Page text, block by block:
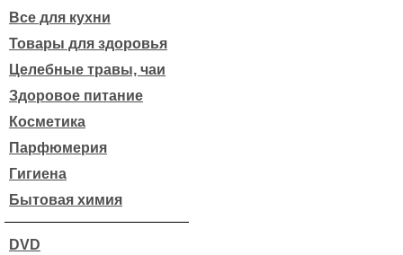
Все для кухни
Товары для здоровья
Целебные травы, чаи
Здоровое питание
Косметика
Парфюмерия
Гигиена
Бытовая химия
DVD